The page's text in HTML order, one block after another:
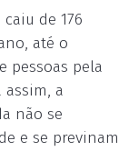
de 176
até o
pessoas pela
assim, a
não se
e se previnam